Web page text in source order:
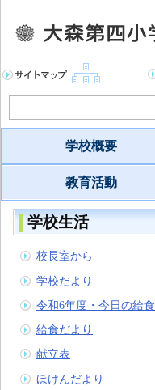
学校概要
教育活動
学校生活
校長室から
学校だより
令和6年度・今日の給食
給食だより
献立表
ほけんだより